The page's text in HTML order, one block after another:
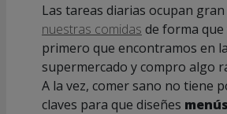
Las tareas diarias ocupan
nuestras comidas de forma que
primero que encontramos en
supermercado y compro algo
A la vez, comer sano no tiene
claves para que diseñes